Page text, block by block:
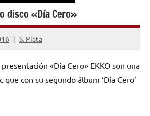
disco «Día Cero»
S. Plata
«Día Cero» EKKO son una
que con su segundo álbum ‘Día Cero’